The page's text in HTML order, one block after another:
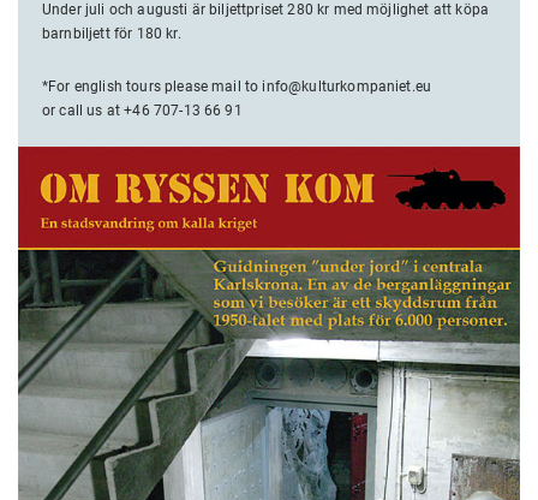
Under juli och augusti är biljettpriset 280 kr med möjlighet att köpa
barnbiljett för 180 kr.
*For english tours please mail to info@kulturkompaniet.eu
or call us at +46 707-13 66 91